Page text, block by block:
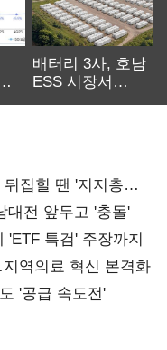
배터리 3사, 호남
ESS 시장서
집힐 땐 '지지층
전 앞두고 '충돌'
특검' 주장까지
역의료 혁신 본격화
'공급 속도전'